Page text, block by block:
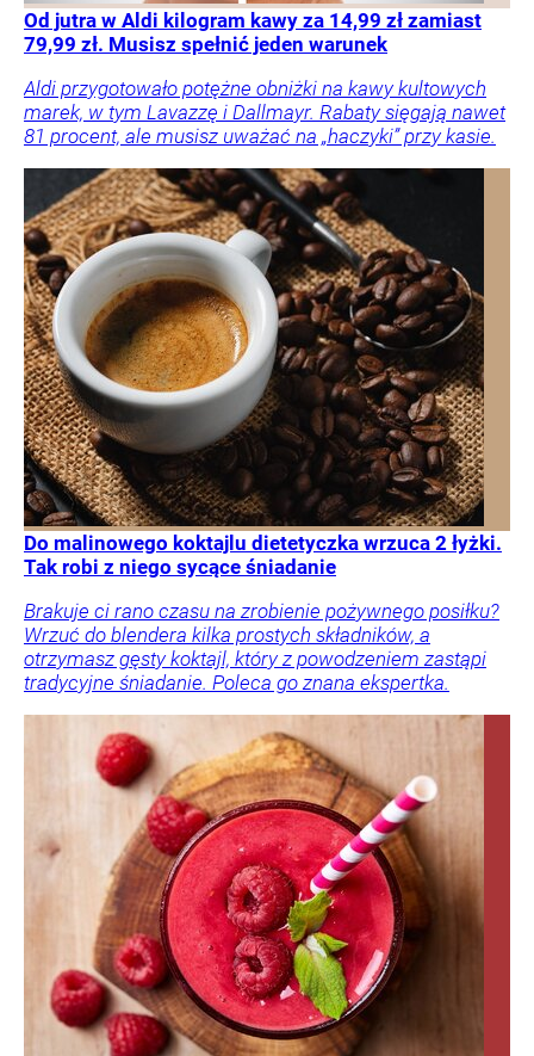
Od jutra w Aldi kilogram kawy za 14,99 zł zamiast
79,99 zł. Musisz spełnić jeden warunek
Aldi przygotowało potężne obniżki na kawy kultowych
marek, w tym Lavazzę i Dallmayr. Rabaty sięgają nawet
81 procent, ale musisz uważać na „haczyki” przy kasie.
Do malinowego koktajlu dietetyczka wrzuca 2 łyżki.
Tak robi z niego sycące śniadanie
Brakuje ci rano czasu na zrobienie pożywnego posiłku?
Wrzuć do blendera kilka prostych składników, a
otrzymasz gęsty koktajl, który z powodzeniem zastąpi
tradycyjne śniadanie. Poleca go znana ekspertka.